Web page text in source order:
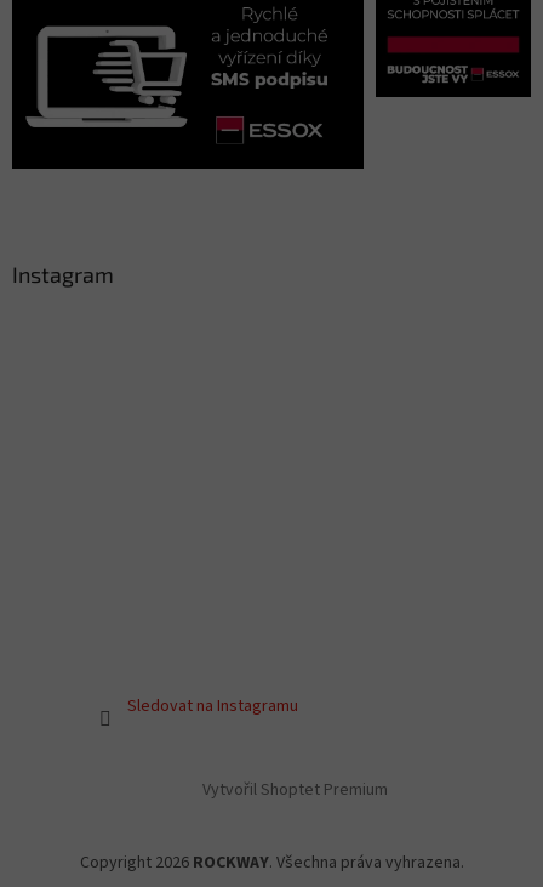
Instagram
Sledovat na Instagramu
Vytvořil Shoptet Premium
Copyright 2026 ROCKWAY. Všechna práva vyhrazena.